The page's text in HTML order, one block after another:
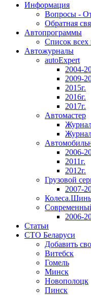
Информация
Вопросы -
Обратная
Автопрограммы
Список всех
Автожурналы
autoExpert
2004-
2009-
2015г.
2016г.
2017г.
Автомастер
Журнал
Журнал
2006-
2011г.
2012г.
Грузовой
2007-
2006-
Статьи
СТО Беларуси
Добавить
Витебск
Гомель
Минск
Новополоцк
Пинск